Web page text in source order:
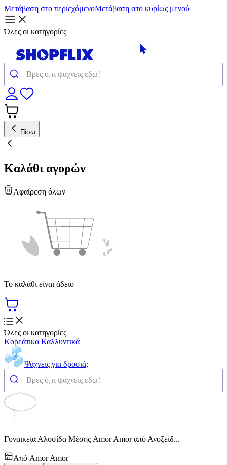
Μετάβαση στο περιεχόμενοΜετάβαση στο κυρίως μενού
Όλες οι κατηγορίες
Πίσω
Καλάθι αγορών
Αφαίρεση όλων
Το καλάθι είναι άδειο
Όλες οι κατηγορίες
Κορεάτικα Καλλυντικά
Ψάχνεις για δροσιά;
Γυναικεία Αλυσίδα Μέσης Amor Amor από Ανοξείδ...
Από Amor Amor